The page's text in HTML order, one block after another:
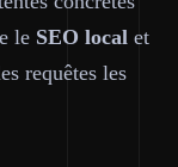
le SEO local et
requêtes les